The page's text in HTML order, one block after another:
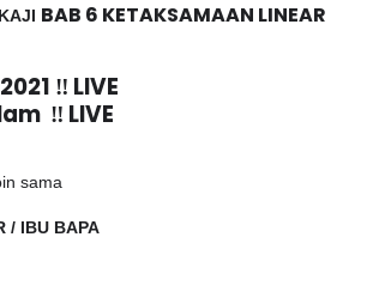
BAB 6 KETAKSAMAAN LINEAR
‼️ LIVE
‼️ LIVE
sama
/ IBU BAPA